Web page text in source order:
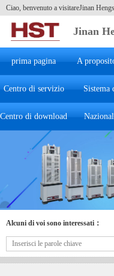
Ciao, benvenuto a visitareJinan
Jinan
Ltd.
prima pagina A
Hengsi
Centro di servizio Sistema
Centro di download
Alcuni di voi sono interessati：